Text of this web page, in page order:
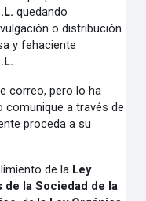
quedando
o distribución
y fehaciente
correo, pero lo ha
comunique a través de
proceda a su
de la Ley
de la Sociedad de la